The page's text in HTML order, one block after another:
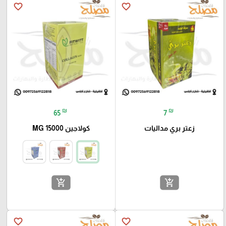
favorite_border
7 ₪
زعتر بري مداليات
add_shopping_cart
favorite_border
65 ₪
كولاجين 15000 MG
add_shopping_cart
favorite_border
favorite_border